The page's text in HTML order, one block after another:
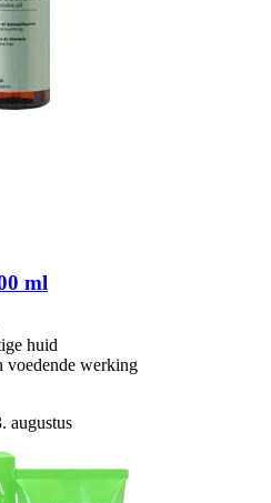
ml
huid
voedende werking
augustus